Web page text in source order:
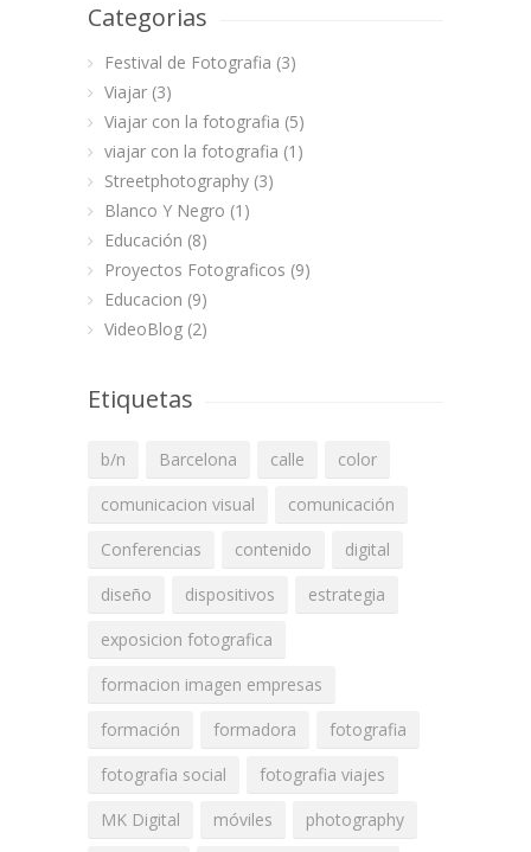
Categorias
Festival de Fotografia (3)
Viajar (3)
Viajar con la fotografia (5)
viajar con la fotografia (1)
Streetphotography (3)
Blanco Y Negro (1)
Educación (8)
Proyectos Fotograficos (9)
Educacion (9)
VideoBlog (2)
Etiquetas
b/n Barcelona calle
color
comunicacion visual
comunicación
Conferencias
contenido
digital
diseño
dispositivos
estrategia
exposicion fotografica
formacion imagen empresas
formación
formadora
fotografia
fotografia social
fotografia viajes
MK Digital
móviles
photography